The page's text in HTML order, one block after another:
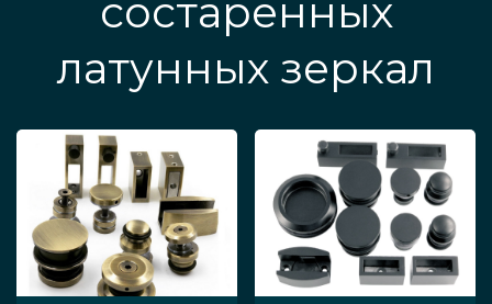
состаренных
латунных зеркал